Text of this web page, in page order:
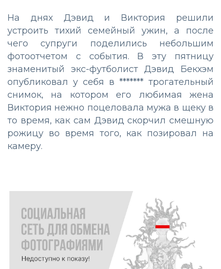
На днях Дэвид и Виктория решили
устроить тихий семейный ужин, а после
чего супруги поделились небольшим
фотоотчетом с события. В эту пятницу
знаменитый экс-футболист Дэвид Бекхэм
опубликовал у себя в ******* трогательный
снимок, на котором его любимая жена
Виктория нежно поцеловала мужа в щеку в
то время, как сам Дэвид скорчил смешную
рожицу во время того, как позировал на
камеру.